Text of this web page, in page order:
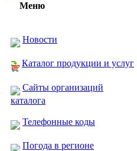
Меню
Новости
Каталог продукции и услуг
Сайты организаций
каталога
Телефонные коды
Погода в регионе